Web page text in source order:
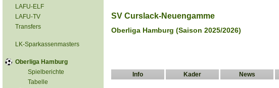
LAFU-ELF
LAFU-TV
Transfers
LK-Sparkassenmasters
Oberliga Hamburg
Spielberichte
Tabelle
SV Curslack-Neuengamme
Oberliga Hamburg (Saison 2025/2026)
Info Kader News